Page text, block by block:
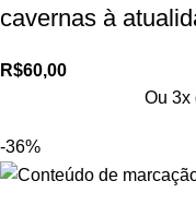
cavernas à
R$60,00
Ou 3x
-36%